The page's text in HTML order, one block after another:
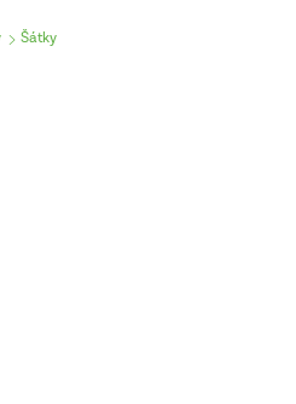
Šátky